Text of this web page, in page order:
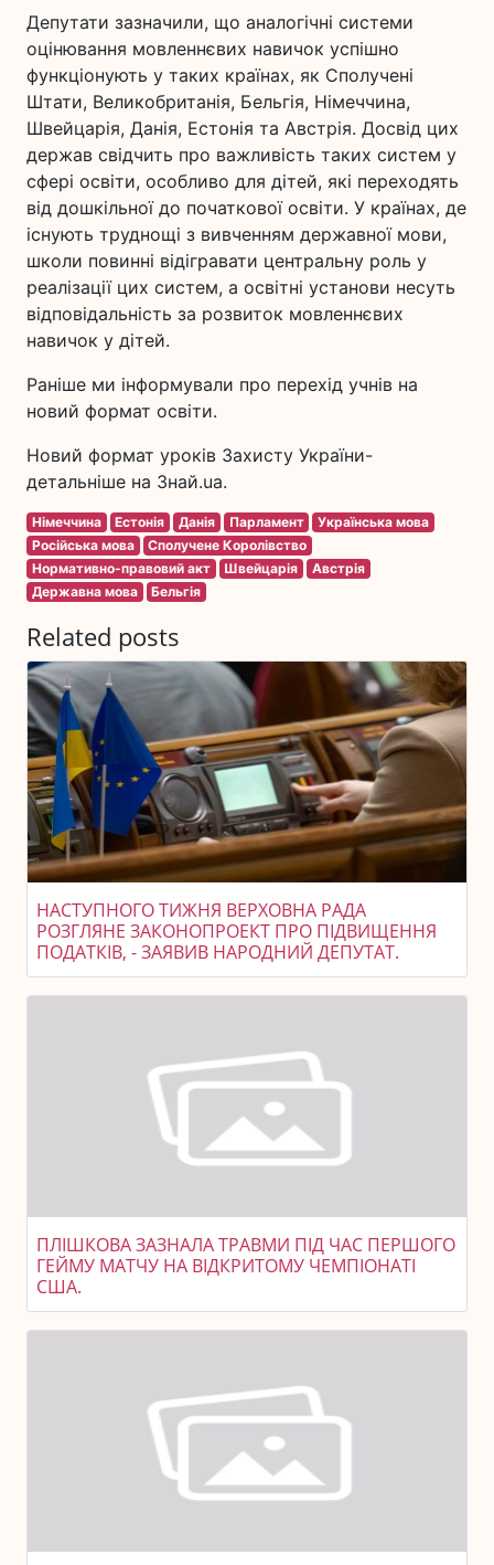
Депутати зазначили, що аналогічні системи
оцінювання мовленнєвих навичок успішно
функціонують у таких країнах, як Сполучені
Штати, Великобританія, Бельгія, Німеччина,
Швейцарія, Данія, Естонія та Австрія. Досвід цих
держав свідчить про важливість таких систем у
сфері освіти, особливо для дітей, які переходять
від дошкільної до початкової освіти. У країнах, де
існують труднощі з вивченням державної мови,
школи повинні відігравати центральну роль у
реалізації цих систем, а освітні установи несуть
відповідальність за розвиток мовленнєвих
навичок у дітей.
Раніше ми інформували про перехід учнів на
новий формат освіти.
Новий формат уроків Захисту України-
детальніше на Знай.ua.
Німеччина Естонія Данія Парламент
Українська мова
Російська мова
Сполучене Королівство
Нормативно-правовий акт
Швейцарія
Австрія
Державна мова
Бельгія
Related posts
НАСТУПНОГО ТИЖНЯ ВЕРХОВНА РАДА
РОЗГЛЯНЕ ЗАКОНОПРОЕКТ ПРО ПІДВИЩЕННЯ
ПОДАТКІВ, - ЗАЯВИВ НАРОДНИЙ ДЕПУТАТ.
ПЛІШКОВА ЗАЗНАЛА ТРАВМИ ПІД ЧАС ПЕРШОГО
ГЕЙМУ МАТЧУ НА ВІДКРИТОМУ ЧЕМПІОНАТІ
США.